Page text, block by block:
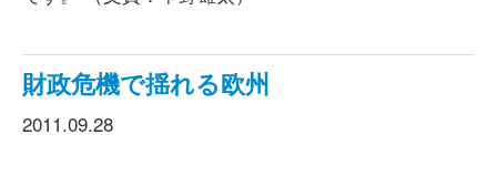
財政危機で揺れる欧州
2011.09.28